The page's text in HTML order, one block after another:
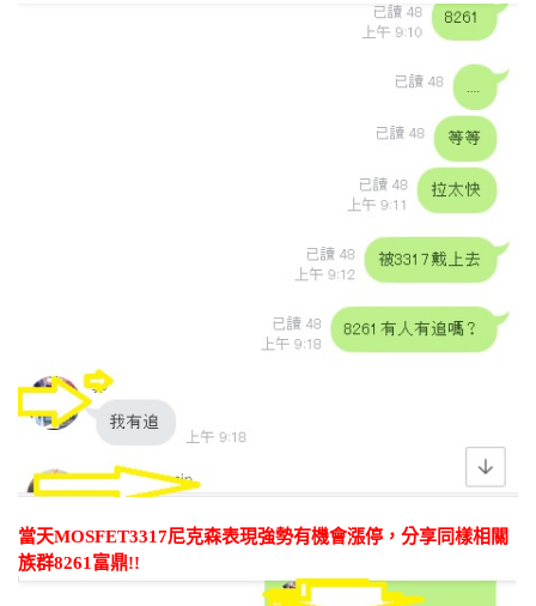
當天MOSFET3317尼克森表現強勢有機會漲停，分享同樣相關
族群8261富鼎!!